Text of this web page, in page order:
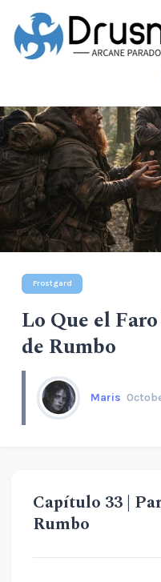
Frostgard
Lo Que el
de Rumbo
Maris
Capítulo 33 |
Rumbo